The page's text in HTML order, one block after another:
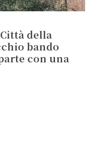
della
bando
con una